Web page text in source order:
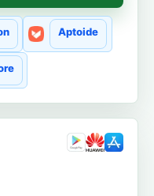
Aptoide